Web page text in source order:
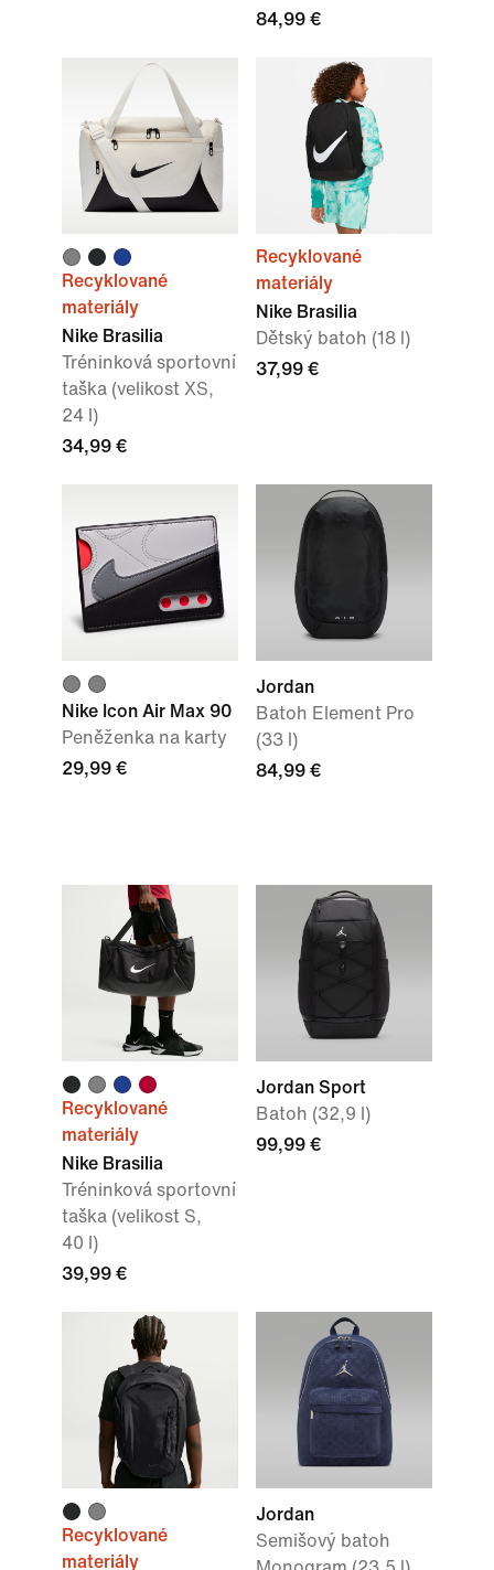
84,99 €
Recyklované
materiály
Nike Brasilia
Tréninková sportovní
taška (velikost XS,
24 l)
34,99 €
Recyklované
materiály
Nike Brasilia
Dětský batoh (18 l)
37,99 €
Nike Icon Air Max 90
Peněženka na karty
29,99 €
Jordan
Batoh Element Pro
(33 l)
84,99 €
Recyklované
materiály
Nike Brasilia
Tréninková sportovní
taška (velikost S,
40 l)
39,99 €
Jordan Sport
Batoh (32,9 l)
99,99 €
Recyklované
materiály
Jordan
Semišový batoh